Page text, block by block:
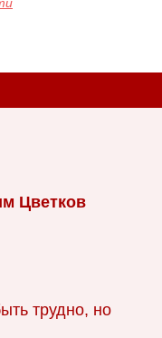
Цветков
трудно, но